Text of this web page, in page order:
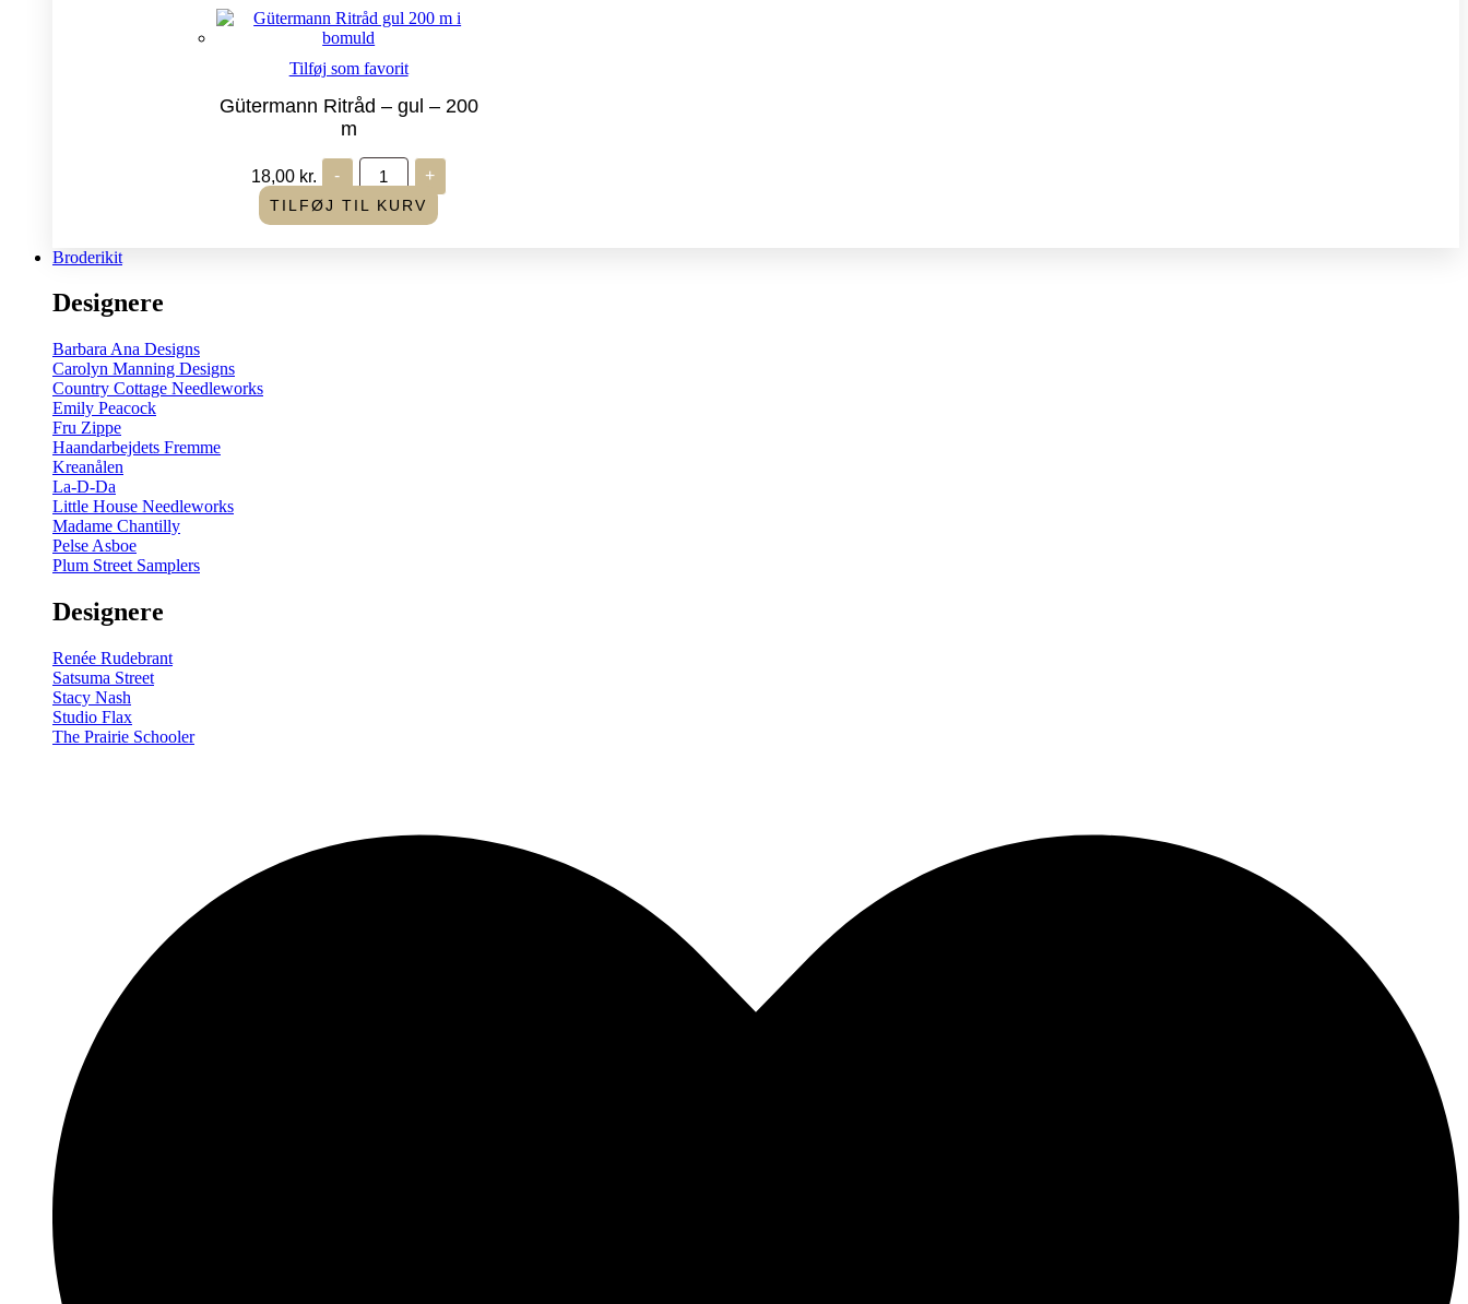
Tilføj som favorit
Gütermann Ritråd – gul – 200
m
18,00 kr. -
Gütermann
Ritråd
-
gul
+
TILFØJ TIL KURV
Broderikit
Designere
Barbara Ana Designs
Carolyn Manning Designs
Country Cottage Needleworks
Emily Peacock
Fru Zippe
Haandarbejdets Fremme
Kreanålen
La-D-Da
Little House Needleworks
Madame Chantilly
Pelse Asboe
Plum Street Samplers
Designere
Renée Rudebrant
Satsuma Street
Stacy Nash
Studio Flax
The Prairie Schooler